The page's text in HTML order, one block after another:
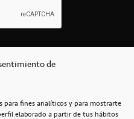
de
para fines analíticos y para mostrarte
elaborado a partir de tus hábitos